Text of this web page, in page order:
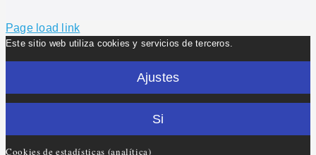
Page load link
Este sitio web utiliza cookies y servicios de terceros.
Ajustes
Si
Cookies de estadísticas (analítica)